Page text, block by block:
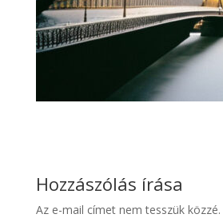
Hozzászólás írása
Az e-mail címet nem tesszük közzé.